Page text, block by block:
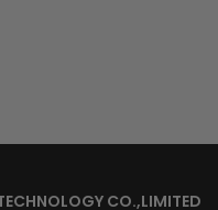
CO.,LIMITED